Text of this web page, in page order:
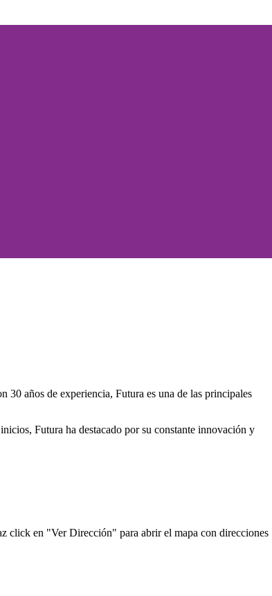
años de experiencia, Futura es una de las principales
Futura ha destacado por su constante innovación y
click en "Ver Dirección" para abrir el mapa con direcciones